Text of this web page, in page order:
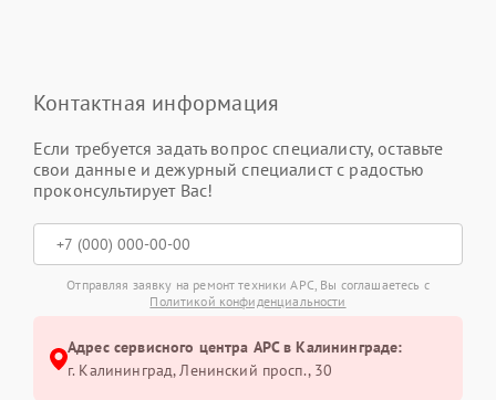
Контактная информация
Если требуется задать вопрос специалисту, оставьте
свои данные и дежурный специалист с радостью
проконсультирует Вас!
Отправляя заявку на ремонт техники APC, Вы соглашаетесь с
Политикой конфиденциальности
Адрес сервисного центра APC в Калининграде:
г. Калининград, Ленинский просп., 30